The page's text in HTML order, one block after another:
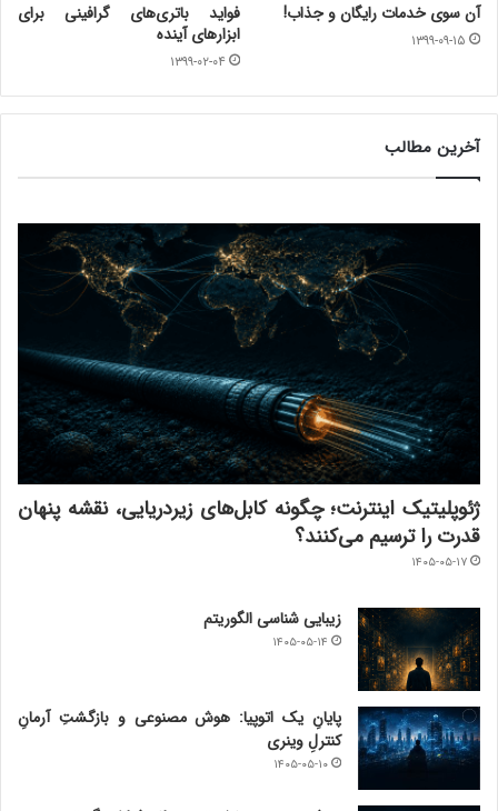
آن سوی خدمات رایگان و جذاب!
۱۳۹۹-۰۹-۱۵
فواید باتری‌های گرافینی برای
ابزارهای آینده
۱۳۹۹-۰۲-۰۴
آخرین مطالب
ژئوپلیتیک اینترنت؛ چگونه کابل‌های زیردریایی، نقشه پنهان
قدرت را ترسیم می‌کنند؟
۱۴۰۵-۰۵-۱۷
زیبایی شناسی الگوریتم
۱۴۰۵-۰۵-۱۴
پایانِ یک اتوپیا: هوش مصنوعی و بازگشتِ آرمانِ
کنترلِ وینری
۱۴۰۵-۰۵-۱۰